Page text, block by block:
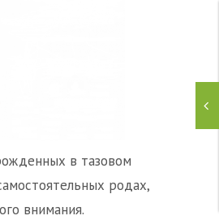
в тазовом
родах,
внимания.